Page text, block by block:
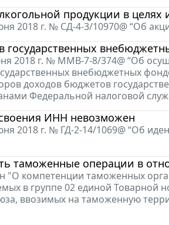
продукции в целях
2018 г. № СД-4-3/10970@ “Об
2018 г. № ММВ-7-8/374@ “Об
внебюджетных
доходов бюджетов
Федеральной налоговой
ИНН невозможен
2018 г. № ГД-2-14/1069@ “Об
таможенные операции в
"О компетенции таможенных
в группе 02 единой Товарной
ввозимых на таможенную